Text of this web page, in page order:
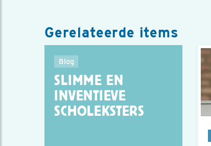
Gerelateerde items
Blog
SLIMME EN
INVENTIEVE
SCHOLEKSTERS